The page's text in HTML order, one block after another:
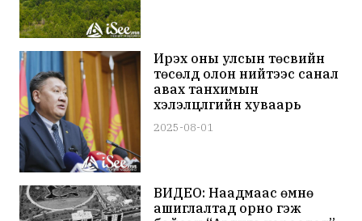
Ирэх оны улсын төсвийн
төсөлд олон нийтээс санал
авах танхимын
хэлэлцүүлгийн хуваарь
2025-08-01
ВИДЕО: Наадмаас өмнө
ашиглалтад орно гэж